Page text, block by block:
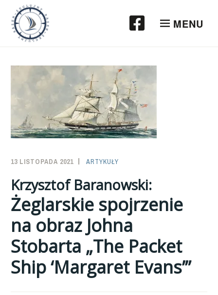
Przeskocz
treści
MENU
13 LISTOPADA 2021
SAILOR-
ARTYKUŁY
Krzysztof Baranowski:
Żeglarskie spojrzenie
na obraz Johna
Stobarta „The Packet
Ship ‘Margaret Evans’”